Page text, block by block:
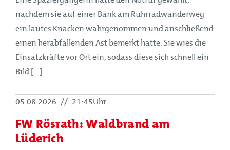
nachdem sie auf einer Bank am Ruhrradwanderweg
ein lautes Knacken wahrgenommen und anschließend
einen herabfallenden Ast bemerkt hatte. Sie wies die
Einsatzkräfte vor Ort ein, sodass diese sich schnell ein
Bild [...]
05.08.2026 // 21:45Uhr
FW Rösrath: Waldbrand am
Lüderich